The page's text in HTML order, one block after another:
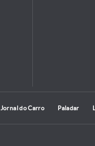
Jornal do Carro Paladar